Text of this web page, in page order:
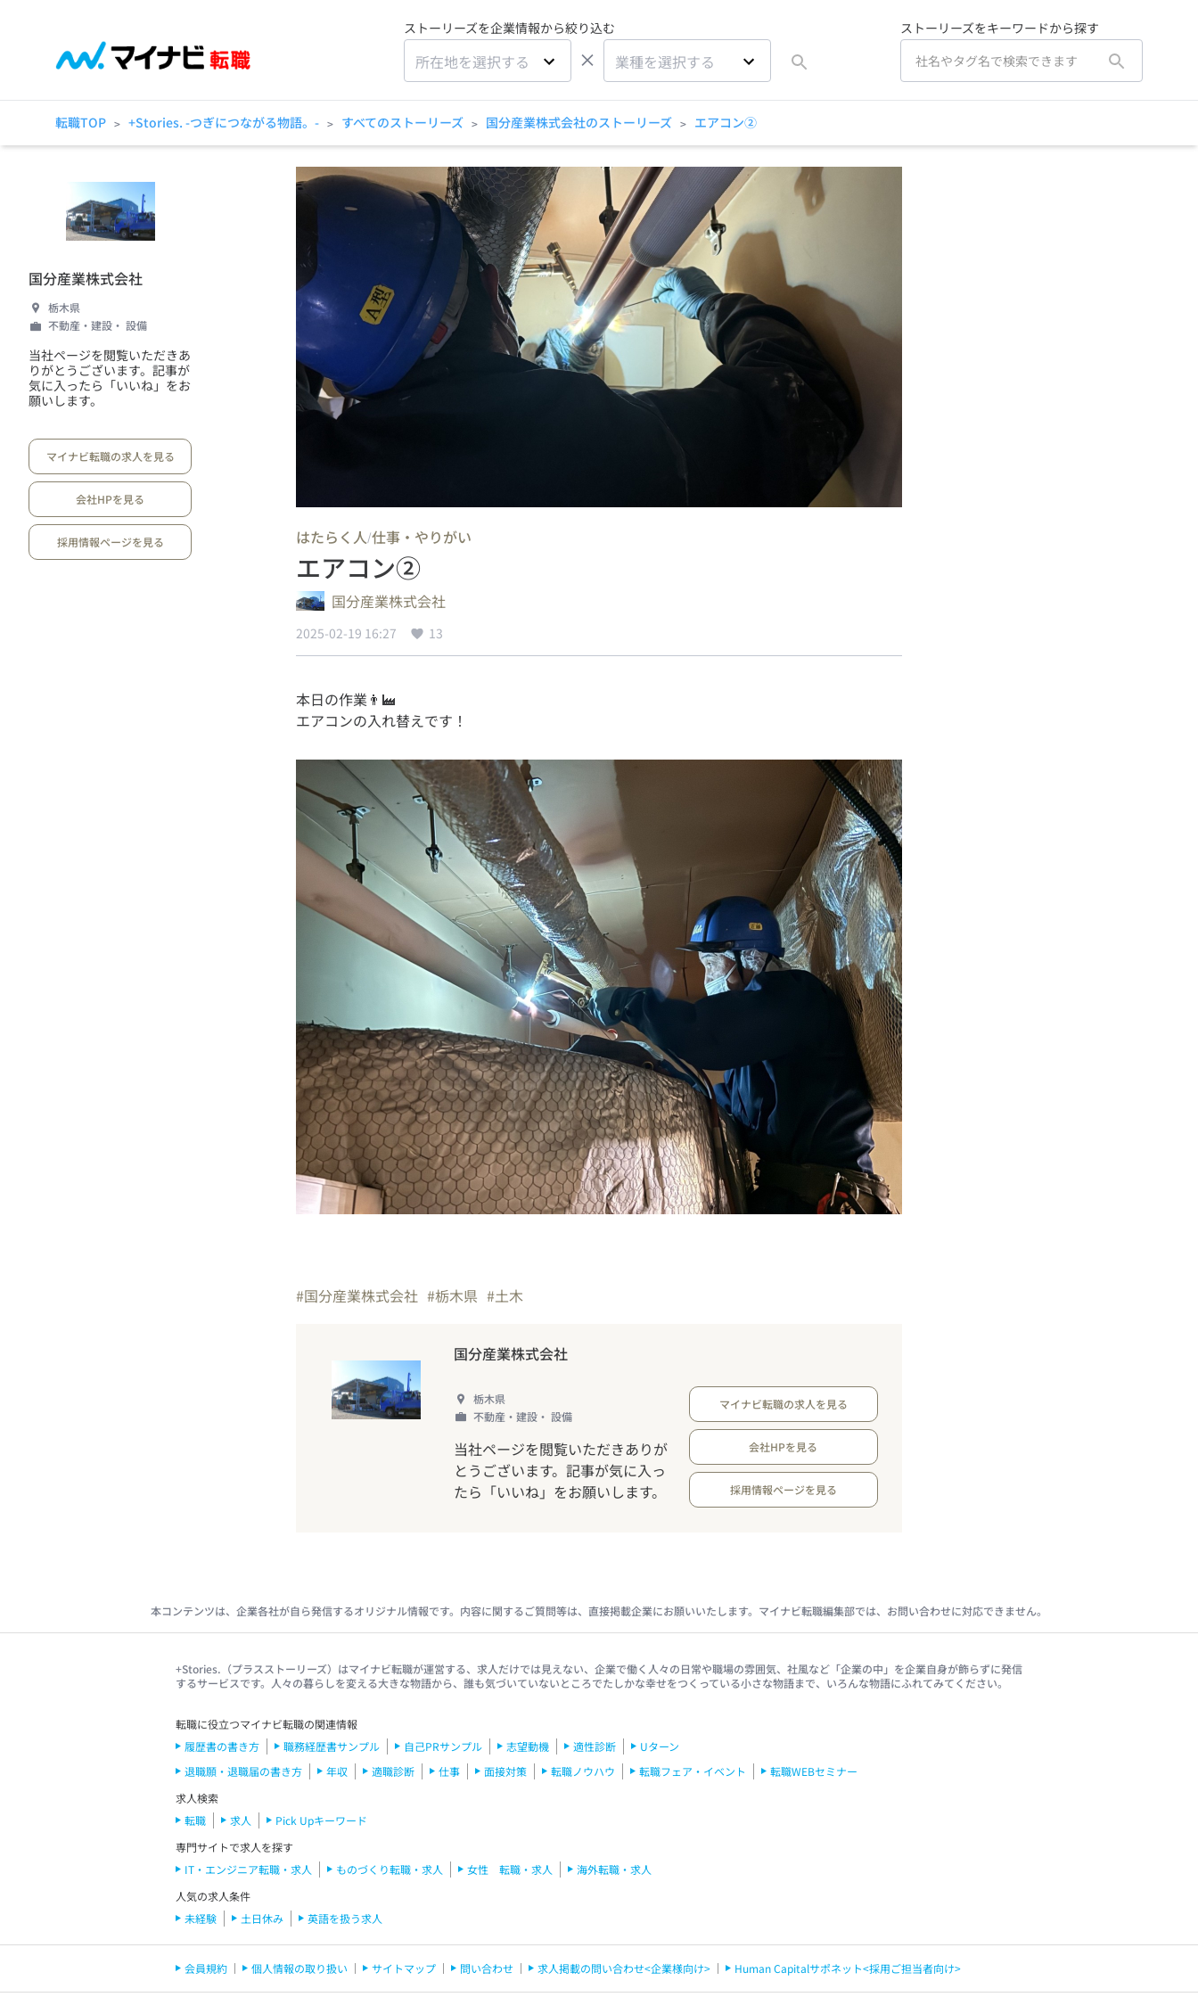
ストーリーズを企業情報から絞り込む
所在地を選択する × 業種を選択する
ストーリーズをキーワードから探す
転職TOP > +Stories. -つぎにつながる物語。- > すべてのストーリーズ > 国分産業株式会社のストーリーズ > エアコン②
国分産業株式会社
栃木県
不動産・建設・ 設備
当社ページを閲覧いただきあ
りがとうございます。記事が
気に入ったら「いいね」をお
願いします。
マイナビ転職の求人を見る
会社HPを見る
採用情報ページを見る はたらく人/仕事・やりがい
エアコン②
国分産業株式会社
2025-02-19 16:27 13
本日の作業👨‍🏭
#国分産業株式会社 #栃木県 #土木
国分産業株式会社
栃木県
不動産・建設・ 設備
当社ページを閲覧いただきありが
とうございます。記事が気に入っ
たら「いいね」をお願いします。
マイナビ転職の求人を見る
会社HPを見る
採用情報ページを見る
本コンテンツは、企業各社が自ら発信するオリジナル情報です。内容に関するご質問等は、直接掲載企業にお願いいたします。マイナビ転職編集部では、お問い合わせに対応できません。
+Stories.（プラスストーリーズ）はマイナビ転職が運営する、求人だけでは見えない、企業で働く人々の日常や職場の雰囲気、社風など「企業の中」を企業自身が飾らずに発信
するサービスです。人々の暮らしを変える大きな物語から、誰も気づいていないところでたしかな幸せをつくっている小さな物語まで、いろんな物語にふれてみてください。
転職に役立つマイナビ転職の関連情報
履歴書の書き方
職務経歴書サンプル 自己PRサンプル 志望動機 適性診断
Uターン
退職願・退職届の書き方
年収 適職診断 仕事 面接対策 転職ノウハウ 転職フェア・イベント
転職WEBセミナー
求人検索
転職
求人
Pick Upキーワード
専門サイトで求人を探す
IT・エンジニア転職・求人
ものづくり転職・求人 女性 転職・求人
海外転職・求人
人気の求人条件
未経験
土日休み 英語を扱う求人
会員規約 個人情報の取り扱い サイトマップ 問い合わせ 求人掲載の問い合わせ<企業様向け> Human Capitalサポネット<採用ご担当者向け>